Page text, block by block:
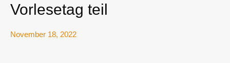
Vorlesetag teil
November 18, 2022